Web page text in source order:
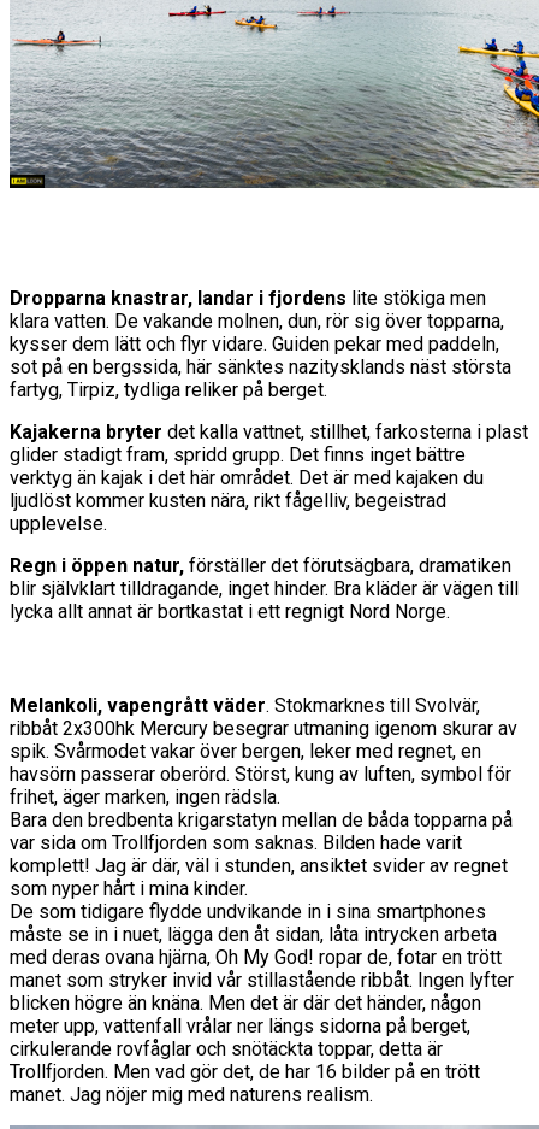
Dropparna knastrar, landar i fjordens lite stökiga men
klara vatten. De vakande molnen, dun, rör sig över topparna,
kysser dem lätt och flyr vidare. Guiden pekar med paddeln,
sot på en bergssida, här sänktes nazitysklands näst största
fartyg, Tirpiz, tydliga reliker på berget.
Kajakerna bryter det kalla vattnet, stillhet, farkosterna i plast
glider stadigt fram, spridd grupp. Det finns inget bättre
verktyg än kajak i det här området. Det är med kajaken du
ljudlöst kommer kusten nära, rikt fågelliv, begeistrad
upplevelse.
Regn i öppen natur, förställer det förutsägbara, dramatiken
blir självklart tilldragande, inget hinder. Bra kläder är vägen till
lycka allt annat är bortkastat i ett regnigt Nord Norge.
Melankoli, vapengrått väder. Stokmarknes till Svolvär,
ribbåt 2x300hk Mercury besegrar utmaning igenom skurar av
spik. Svårmodet vakar över bergen, leker med regnet, en
havsörn passerar oberörd. Störst, kung av luften, symbol för
frihet, äger marken, ingen rädsla.
Bara den bredbenta krigarstatyn mellan de båda topparna på
var sida om Trollfjorden som saknas. Bilden hade varit
komplett! Jag är där, väl i stunden, ansiktet svider av regnet
som nyper hårt i mina kinder.
De som tidigare flydde undvikande in i sina smartphones
måste se in i nuet, lägga den åt sidan, låta intrycken arbeta
med deras ovana hjärna, Oh My God! ropar de, fotar en trött
manet som stryker invid vår stillastående ribbåt. Ingen lyfter
blicken högre än knäna. Men det är där det händer, någon
meter upp, vattenfall vrålar ner längs sidorna på berget,
cirkulerande rovfåglar och snötäckta toppar, detta är
Trollfjorden. Men vad gör det, de har 16 bilder på en trött
manet. Jag nöjer mig med naturens realism.